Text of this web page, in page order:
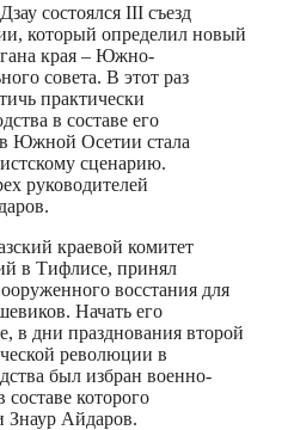
состоялся III съезд
который определил новый
края – Южно-
совета. В этот раз
практически
в составе его
Южной Осетии стала
сценарию.
руководителей
краевой комитет
в Тифлисе, принял
восстания для
Начать его
в дни празднования второй
революции в
был избран военно-
которого
Знаур Айдаров.